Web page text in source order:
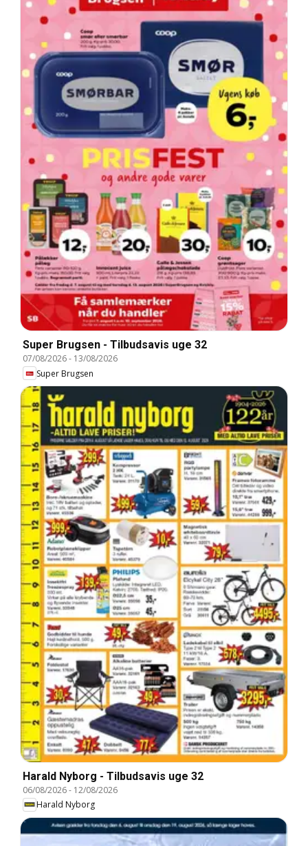
Super Brugsen - Tilbudsavis uge 32
07/08/2026- 13/08/2026
Super Brugsen
Harald Nyborg - Tilbudsavis uge 32
06/08/2026- 12/08/2026
Harald Nyborg